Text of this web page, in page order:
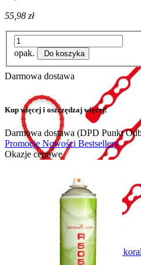
55,98 zł
opak. Do koszyka
Opaski CZERWONE kulkowe
Darmowa dostawa
Kup więcej i oszczędzaj więcej!
Darmowa dostawa (DPD Punkt
Promocje Nowości Bestsellery
Okazje cenowe